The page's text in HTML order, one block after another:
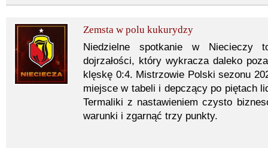
Zemsta w polu kukurydzy
Niedzielne spotkanie w Niecieczy
dojrzałości, który wykracza daleko
klęskę 0:4. Mistrzowie Polski sezonu
miejsce w tabeli i depczący po piętach
Termaliki z nastawieniem czysto
warunki i zgarnąć trzy punkty.